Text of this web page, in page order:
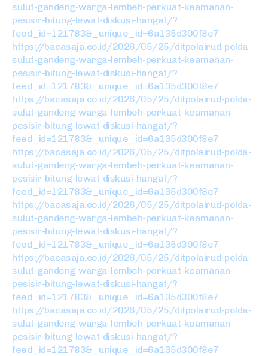
sulut-gandeng-warga-lembeh-perkuat-keamanan-
pesisir-bitung-lewat-diskusi-hangat/?
feed_id=121783&_unique_id=6a135d300f8e7
https://bacasaja.co.id/2026/05/25/ditpolairud-polda-
sulut-gandeng-warga-lembeh-perkuat-keamanan-
pesisir-bitung-lewat-diskusi-hangat/?
feed_id=121783&_unique_id=6a135d300f8e7
https://bacasaja.co.id/2026/05/25/ditpolairud-polda-
sulut-gandeng-warga-lembeh-perkuat-keamanan-
pesisir-bitung-lewat-diskusi-hangat/?
feed_id=121783&_unique_id=6a135d300f8e7
https://bacasaja.co.id/2026/05/25/ditpolairud-polda-
sulut-gandeng-warga-lembeh-perkuat-keamanan-
pesisir-bitung-lewat-diskusi-hangat/?
feed_id=121783&_unique_id=6a135d300f8e7
https://bacasaja.co.id/2026/05/25/ditpolairud-polda-
sulut-gandeng-warga-lembeh-perkuat-keamanan-
pesisir-bitung-lewat-diskusi-hangat/?
feed_id=121783&_unique_id=6a135d300f8e7
https://bacasaja.co.id/2026/05/25/ditpolairud-polda-
sulut-gandeng-warga-lembeh-perkuat-keamanan-
pesisir-bitung-lewat-diskusi-hangat/?
feed_id=121783&_unique_id=6a135d300f8e7
https://bacasaja.co.id/2026/05/25/ditpolairud-polda-
sulut-gandeng-warga-lembeh-perkuat-keamanan-
pesisir-bitung-lewat-diskusi-hangat/?
feed_id=121783&_unique_id=6a135d300f8e7